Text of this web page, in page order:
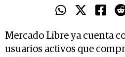
Mercado Libre ya cuenta
usuarios activos que